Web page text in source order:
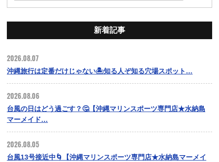
新着記事
2026.08.07
沖縄旅行は定番だけじゃない🏝️知る人ぞ知る穴場スポット…
2026.08.06
台風の日はどう過ごす？🤔【沖縄マリンスポーツ専門店★水納島
マーメイド…
2026.08.05
台風13号接近中🌀【沖縄マリンスポーツ専門店★水納島マーメイ